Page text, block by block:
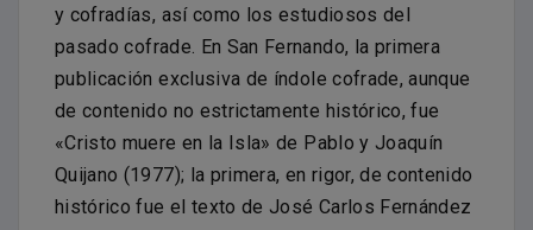
y cofradías, así como los estudiosos del
pasado cofrade. En San Fernando, la primera
publicación exclusiva de índole cofrade, aunque
de contenido no estrictamente histórico, fue
«Cristo muere en la Isla» de Pablo y Joaquín
Quijano (1977); la primera, en rigor, de contenido
histórico fue el texto de José Carlos Fernández